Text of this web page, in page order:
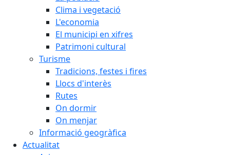
Clima i vegetació
L'economia
El municipi en xifres
Patrimoni cultural
Turisme
Tradicions, festes i fires
Llocs d'interès
Rutes
On dormir
On menjar
Informació geogràfica
Actualitat